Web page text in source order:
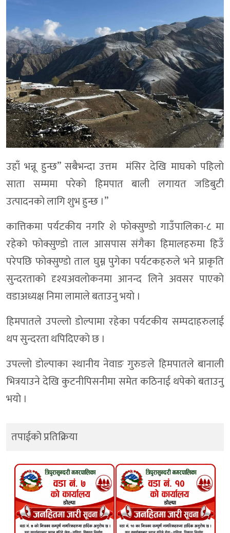
उहाँ भन्नू हुन्छ” सबैभन्दा उत्तम मंसिर देखि माघकाे पहिलाे
साता सम्ममा परेकाे हिमपात बाली लगायत जडिबुटी
उत्पादनकाे लागि शुभ हुन्छ ।”
कात्तिकमा पर्यटकीय नगरि शे फाेक्सुण्डाे गाउँपालिका-८ मा
रहेकाे फाेक्सुण्डाे ताल आसपास संगैका हिमालहरुमा हिउँ
परेपछि फाेक्सुण्डाे ताल घुम्न पुगेका पर्यटकहरुले भने प्राकृति
सुन्दरताकाे दृश्यअवलाेकनमा आनन्द लिने अवसर पाएकाे
वडाअध्यक्ष निमा लामाले बताउनु भयाे ।
हिमपातले उपल्लाे डाेल्पामा रहेका पर्यटकीय सम्पदाहरुलाई
थप सुन्दरता थपिदिएकाे छ ।
उपल्लाे डाेल्पाका स्थानीय नेवाङ गुरुङले हिमपातले बानाली
भित्रयाउने देखि कुटनीपिसनीमा समेत कठिनाई थपेकाे बताउनु
भयाे ।
तपाईको प्रतिक्रिया